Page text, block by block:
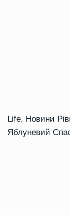
Life, Новини
Яблуневий